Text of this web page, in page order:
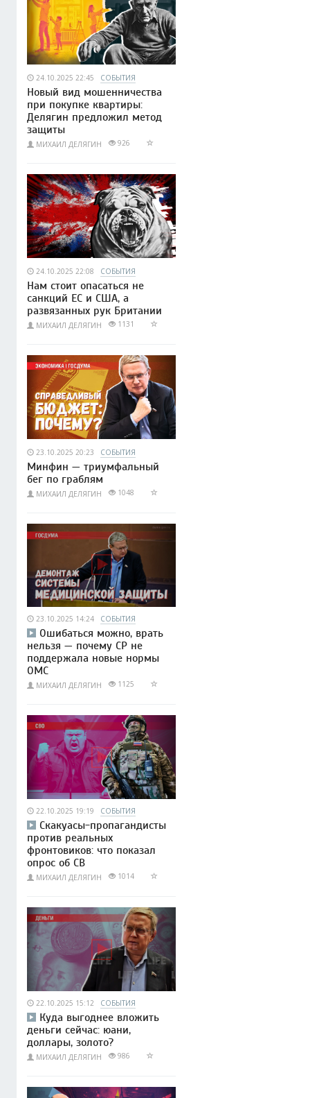
24.10.2025 22:45 СОБЫТИЯ
Новый вид мошенничества
при покупке квартиры:
Делягин предложил метод
защиты
МИХАИЛ ДЕЛЯГИН 926
24.10.2025 22:08 СОБЫТИЯ
Нам стоит опасаться не
санкций ЕС и США, а
развязанных рук Британии
МИХАИЛ ДЕЛЯГИН 1131
23.10.2025 20:23 СОБЫТИЯ
Минфин — триумфальный
бег по граблям
МИХАИЛ ДЕЛЯГИН 1048
23.10.2025 14:24 СОБЫТИЯ
Ошибаться можно, врать
нельзя — почему СР не
поддержала новые нормы
ОМС
МИХАИЛ ДЕЛЯГИН 1125
22.10.2025 19:19 СОБЫТИЯ
Скакуасы-пропагандисты
против реальных
фронтовиков: что показал
опрос об СВ
МИХАИЛ ДЕЛЯГИН 1014
22.10.2025 15:12 СОБЫТИЯ
Куда выгоднее вложить
деньги сейчас: юани,
доллары, золото?
МИХАИЛ ДЕЛЯГИН 986